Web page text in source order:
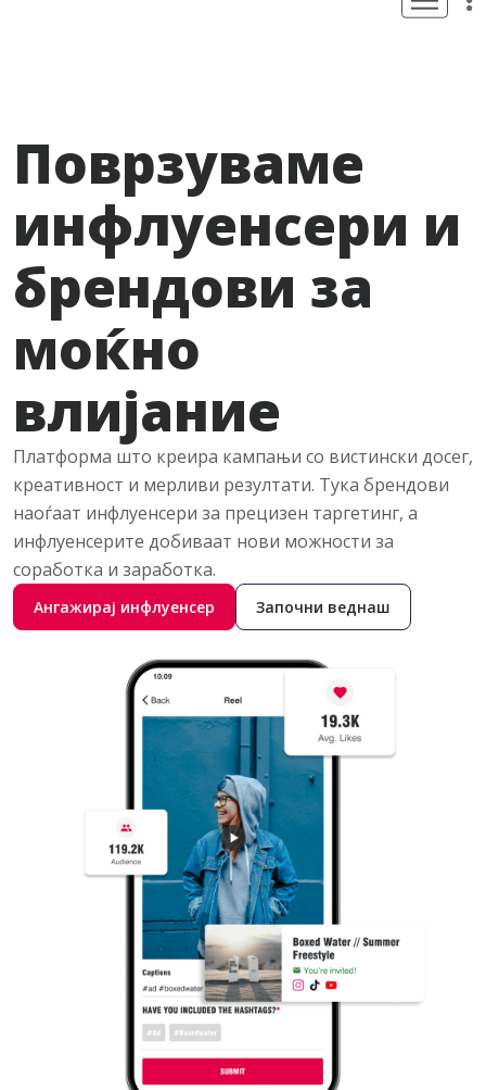
Поврзуваме
инфлуенсери и
брендови за
моќно
влијание
Платформа што креира кампањи со вистински досег,
креативност и мерливи резултати. Тука брендови
наоѓаат инфлуенсери за прецизен таргетинг, а
инфлуенсерите добиваат нови можности за
соработка и заработка.
Ангажирај инфлуенсер Започни веднаш